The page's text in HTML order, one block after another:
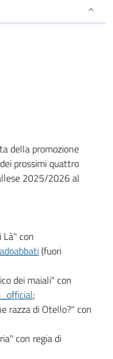
della promozione
prossimi quattro
2025/2026 al
Là" con
(fuori
dei maiali" con
;
razza di Otello?" con
con regia di